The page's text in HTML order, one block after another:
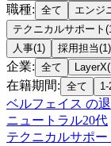
職種: 全て エンジ
テクニカルサポート (
人事(1) 採用担当(1)
企業: 全て LayerX(
在籍期間: 全て
ベルフェイス の
ニュートラル20代
テクニカルサポー